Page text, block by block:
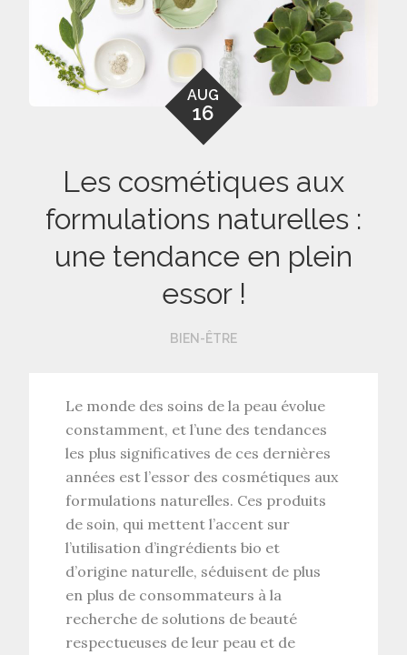
AUG
16
Les cosmétiques aux
formulations naturelles :
une tendance en plein
essor !
BIEN-ÊTRE
Le monde des soins de la peau évolue
constamment, et l’une des tendances
les plus significatives de ces dernières
années est l’essor des cosmétiques aux
formulations naturelles. Ces produits
de soin, qui mettent l’accent sur
l’utilisation d’ingrédients bio et
d’origine naturelle, séduisent de plus
en plus de consommateurs à la
recherche de solutions de beauté
respectueuses de leur peau et de